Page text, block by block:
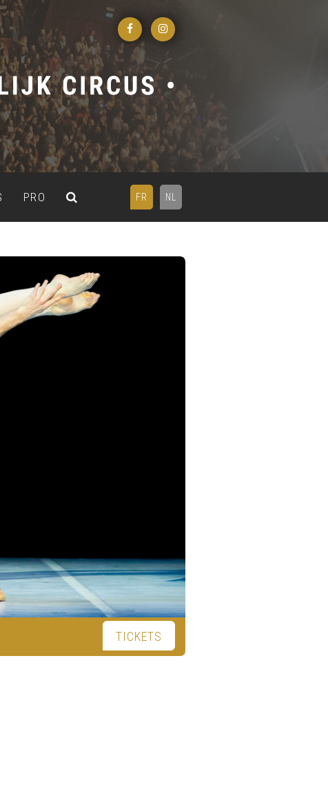
FR NL
PRO
TICKETS